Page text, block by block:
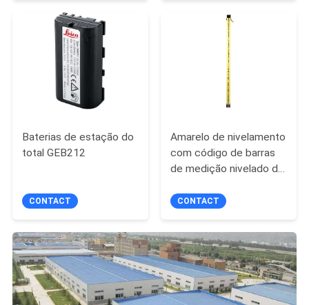
Baterias de estação do
total GEB212
CONTACT
Amarelo de nivelamento
com código de barras
de medição nivelado do
telescópico do ADN
CONTACT